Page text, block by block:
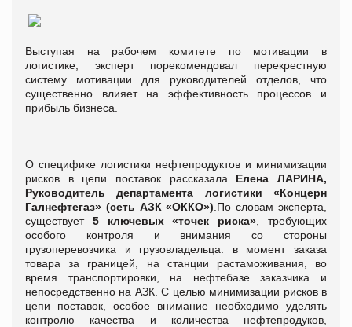
Выступая на рабочем комитете по мотивации в
логистике, эксперт порекомендовал перекрестную
систему мотивации для руководителей отделов, что
существенно влияет на эффективность процессов и
прибыль бизнеса.
О специфике логистики нефтепродуктов и минимизации
рисков в цепи поставок рассказала Елена ЛАРИНА,
Руководитель департамента логистики «Концерн
Галнефтегаз» (сеть АЗК «ОККО») .По словам эксперта,
существует5 ключевых «точек риска» , требующих
особого контроля и внимания со стороны
грузоперевозчика и грузовладельца: в момент заказа
товара за границей, на станции растаможивания, во
время транспортировки, на нефтебазе заказчика и
непосредственно на АЗК. С целью минимизации рисков в
цепи поставок, особое внимание необходимо уделять
контролю качества и количества нефтепродуков,